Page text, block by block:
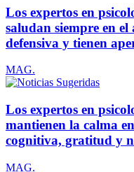
Los expertos en
saludan siempre en el
defensiva y tienen
MAG.
Los expertos en
mantienen la calma
cognitiva, gratitud y
MAG.